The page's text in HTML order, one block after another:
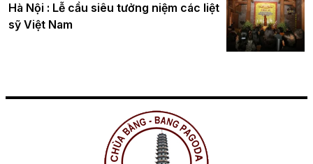
Hà Nội : Lễ cầu siêu tưởng niệm các liệt
sỹ Việt Nam